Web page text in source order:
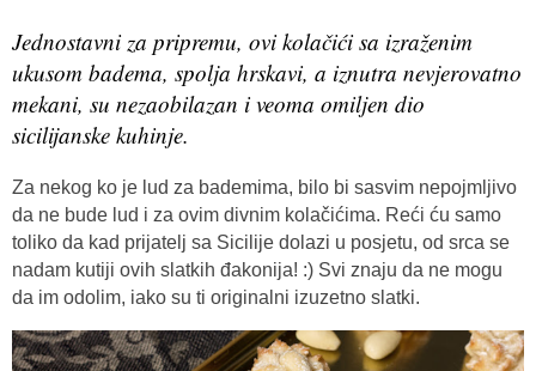
Jednostavni za pripremu, ovi kolačići sa izraženim
ukusom badema, spolja hrskavi, a iznutra nevjerovatno
mekani, su nezaobilazan i veoma omiljen dio
sicilijanske kuhinje.
Za nekog ko je lud za bademima, bilo bi sasvim nepojmljivo
da ne bude lud i za ovim divnim kolačićima. Reći ću samo
toliko da kad prijatelj sa Sicilije dolazi u posjetu, od srca se
nadam kutiji ovih slatkih đakonija! :) Svi znaju da ne mogu
da im odolim, iako su ti originalni izuzetno slatki.